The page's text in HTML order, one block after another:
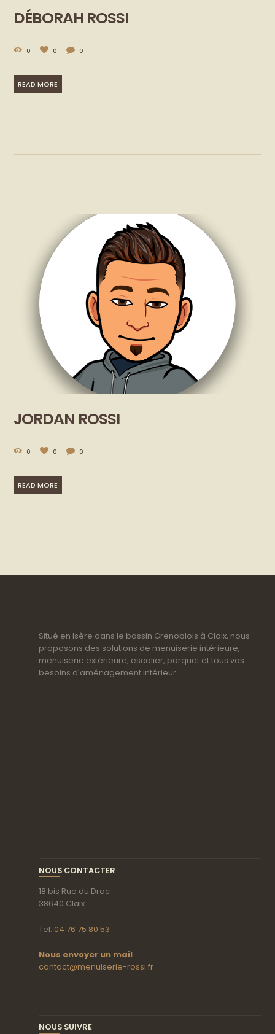
DÉBORAH ROSSI
0 0 0
READ MORE
JORDAN ROSSI
0 0 0
READ MORE
Situé en Isère dans le bassin Grenoblois à Claix, nous
proposons des solutions de menuiserie intérieure,
menuiserie extérieure, escalier, parquet et tous vos
besoins d'aménagement intérieur.
NOUS CONTACTER
18 bis Rue du Drac
38640 Claix
Tel. 04 76 75 80 53
Nous envoyer un mail
contact@menuiserie-rossi.fr
NOUS SUIVRE